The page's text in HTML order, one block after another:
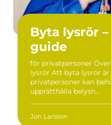
Byta lysrör
guide
för privatpersoner
lysrör Att byta lysrör
privatpersoner kan
upprätthålla belysn...
Jon Larsson